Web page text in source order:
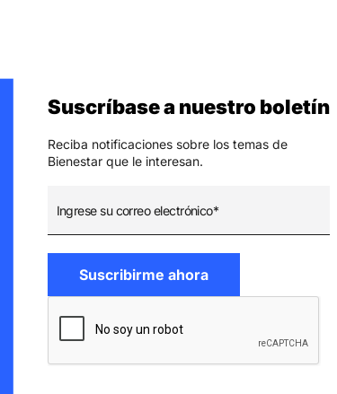
Suscríbase a nuestro boletín
Reciba notificaciones sobre los temas de
Bienestar que le interesan.